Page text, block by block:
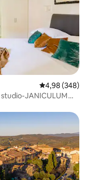
Gemiddelde
4,98 (348)
studio-JANICULUM